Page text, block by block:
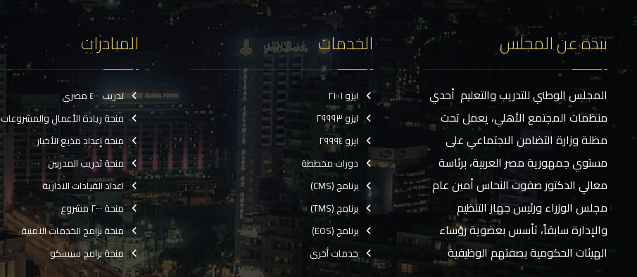
نبذة عن المجلس
المجلس الوطني للتدريب والتعليم أحدي
منظمات المجتمع الأهلي، يعمل تحت
مظلة وزارة التضامن الاجتماعي على
مستوي جمهورية مصر العربية، برئاسة
معالي الدكتور صفوت النحاس أمين عام
مجلس الوزراء ورئيس جهاز التنظيم
والإدارة سابقاً، تأسس بعضوية رؤساء
الهيئات الحكومية بصفتهم الوظيفية
الخدمات
ايزو ٢١٠٠١
ايزو ٢٩٩٩٣
ايزو ٢٩٩٩٤
دورات مخططة
برنامج (CMS)
برنامج (TMS)
برنامج (EOS)
خدمات أخرى
المبادرات
تدريب ٤٠٠٠ مصري
منحة ريادة الأعمال والمشروعات
منحة إعداد مذيع الأخبار
منحة تدريب المدربين
اعداد القيادات الادارية
منحة ٢٠٠٠ مشروع
منحة برامج الخدمات الامنية
منحة برامج سيسكو